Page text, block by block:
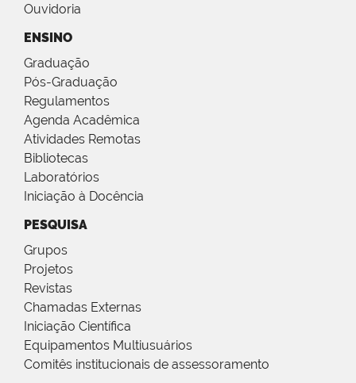
Ouvidoria
ENSINO
Graduação
Pós-Graduação
Regulamentos
Agenda Acadêmica
Atividades Remotas
Bibliotecas
Laboratórios
Iniciação à Docência
PESQUISA
Grupos
Projetos
Revistas
Chamadas Externas
Iniciação Científica
Equipamentos Multiusuários
Comitês institucionais de assessoramento